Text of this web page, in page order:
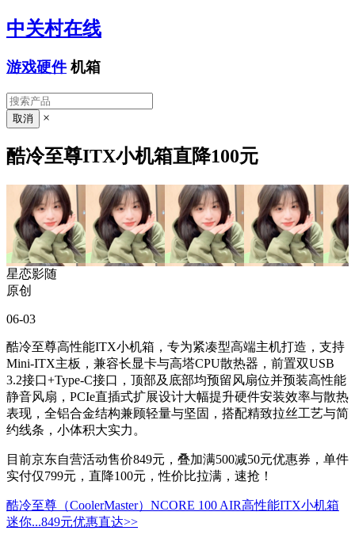
中关村在线
游戏硬件 机箱
×
酷冷至尊ITX小机箱直降100元
星恋影随
原创
06-03
酷冷至尊高性能ITX小机箱，专为紧凑型高端主机打造，支持
Mini-ITX主板，兼容长显卡与高塔CPU散热器，前置双USB
3.2接口+Type-C接口，顶部及底部均预留风扇位并预装高性能
静音风扇，PCIe直插式扩展设计大幅提升硬件安装效率与散热
表现，全铝合金结构兼顾轻量与坚固，搭配精致拉丝工艺与简
约线条，小体积大实力。
目前京东自营活动售价849元，叠加满500减50元优惠券，单件
实付仅799元，直降100元，性价比拉满，速抢！
酷冷至尊（CoolerMaster）NCORE 100 AIR高性能ITX小机箱
迷你...849元优惠直达>>